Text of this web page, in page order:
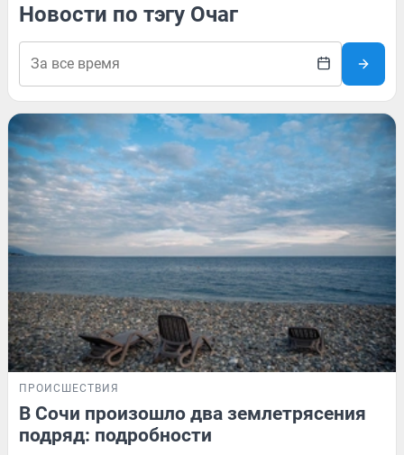
Новости по тэгу Очаг
ПРОИСШЕСТВИЯ
В Сочи произошло два землетрясения
подряд: подробности